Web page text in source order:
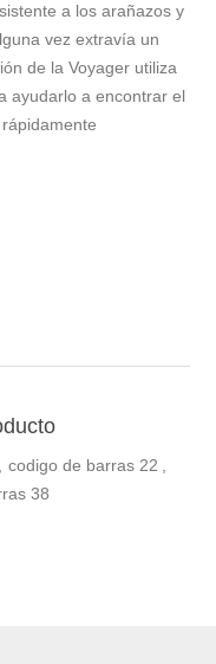
a los arañazos y
vez extravía un
de la Voyager utiliza
ayudarlo a encontrar el
, codigo de barras 22 ,
38